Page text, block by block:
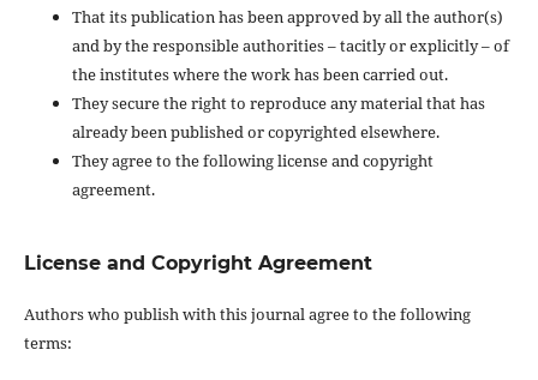
That its publication has been approved by all the author(s)
and by the responsible authorities – tacitly or explicitly – of
the institutes where the work has been carried out.
They secure the right to reproduce any material that has
already been published or copyrighted elsewhere.
They agree to the following license and copyright
agreement.
License and Copyright Agreement
Authors who publish with this journal agree to the following
terms: